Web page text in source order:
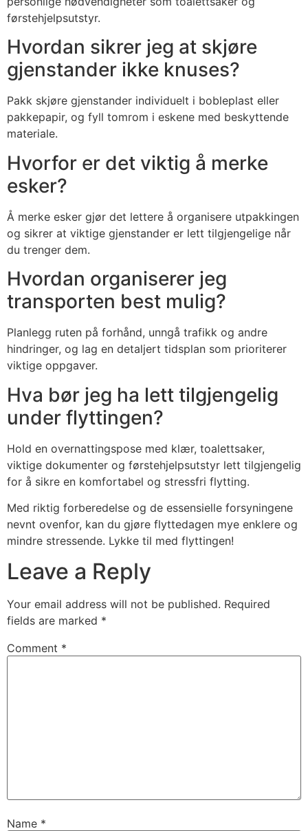
førstehjelpsutstyr.
Hvordan sikrer jeg at skjøre
gjenstander ikke knuses?
Pakk skjøre gjenstander individuelt i bobleplast eller
pakkepapir, og fyll tomrom i eskene med beskyttende
materiale.
Hvorfor er det viktig å merke
esker?
Å merke esker gjør det lettere å organisere utpakkingen
og sikrer at viktige gjenstander er lett tilgjengelige når
du trenger dem.
Hvordan organiserer jeg
transporten best mulig?
Planlegg ruten på forhånd, unngå trafikk og andre
hindringer, og lag en detaljert tidsplan som prioriterer
viktige oppgaver.
Hva bør jeg ha lett tilgjengelig
under flyttingen?
Hold en overnattingspose med klær, toalettsaker,
viktige dokumenter og førstehjelpsutstyr lett tilgjengelig
for å sikre en komfortabel og stressfri flytting.
Med riktig forberedelse og de essensielle forsyningene
nevnt ovenfor, kan du gjøre flyttedagen mye enklere og
mindre stressende. Lykke til med flyttingen!
Leave a Reply
Your email address will not be published. Required
fields are marked *
Comment *
Name *